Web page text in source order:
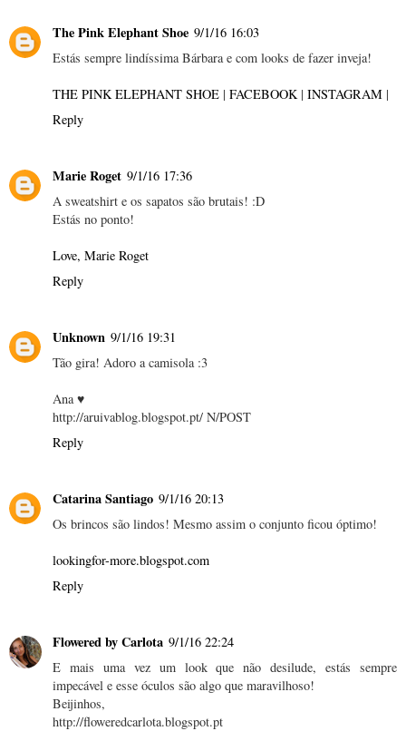
The Pink Elephant Shoe 9/1/16 16:03
Estás sempre lindíssima Bárbara e com looks de fazer inveja!
THE PINK ELEPHANT SHOE | FACEBOOK| INSTAGRAM |
Reply
Marie Roget 9/1/16 17:36
A sweatshirt e os sapatos são brutais! :D
Estás no ponto!
Love, Marie Roget
Reply
Unknown 9/1/16 19:31
Tão gira! Adoro a camisola :3
Ana ♥
http://aruivablog.blogspot.pt/ N/POST
Reply
Catarina Santiago 9/1/16 20:13
Os brincos são lindos! Mesmo assim o conjunto ficou óptimo!
lookingfor-more.blogspot.com
Reply
Flowered by Carlota 9/1/16 22:24
E mais uma vez um look que não desilude, estás sempre
impecável e esse óculos são algo que maravilhoso!
Beijinhos,
http://floweredcarlota.blogspot.pt